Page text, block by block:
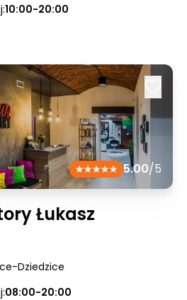
10:00-20:00
5.00/5
Łukasz
Dziedzice
08:00-20:00